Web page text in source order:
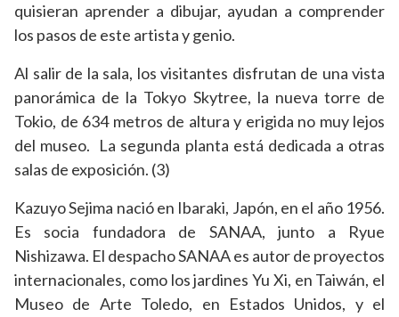
quisieran aprender a dibujar, ayudan a comprender
los pasos de este artista y genio.
Al salir de la sala, los visitantes disfrutan de una vista
panorámica de la Tokyo Skytree, la nueva torre de
Tokio, de 634 metros de altura y erigida no muy lejos
del museo. La segunda planta está dedicada a otras
salas de exposición. (3)
Kazuyo Sejima nació en Ibaraki, Japón, en el año 1956.
Es socia fundadora de SANAA, junto a Ryue
Nishizawa. El despacho SANAA es autor de proyectos
internacionales, como los jardines Yu Xi, en Taiwán, el
Museo de Arte Toledo, en Estados Unidos, y el